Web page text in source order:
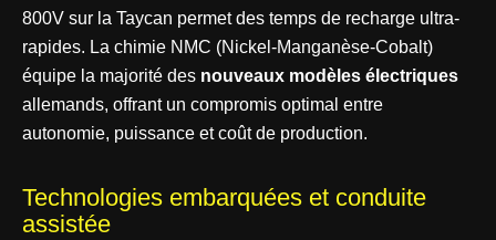
800V sur la Taycan permet des temps de recharge ultra-
rapides. La chimie NMC (Nickel-Manganèse-Cobalt)
équipe la majorité des nouveaux modèles électriques
allemands, offrant un compromis optimal entre
autonomie, puissance et coût de production.
Technologies embarquées et conduite
assistée